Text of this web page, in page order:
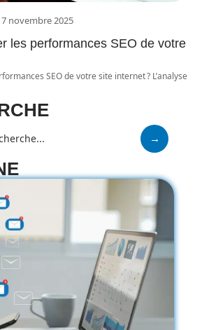
novembre 2025
les performances SEO de votre
SEO de votre site internet ? L’analyse